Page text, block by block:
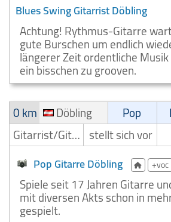
Blues Swing Gitarrist Döbling
Achtung! Rythmus-Gitarre
gute Burschen um endlich
längerer Zeit ordentliche
ein bisschen zu grooven.
0 km
Döbling Pop
Gitarrist/Gitarrenspieler stellt sich vor
Pop Gitarre Döbling +voc
Spiele seit 17 Jahren Gitarre
mit diversen Akts schon in
gespielt.